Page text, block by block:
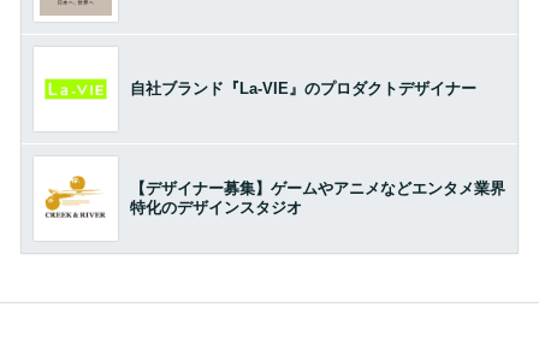
自社ブランド『La-VIE』のプロダクトデザイナー
【デザイナー募集】ゲームやアニメなどエンタメ業界
特化のデザインスタジオ